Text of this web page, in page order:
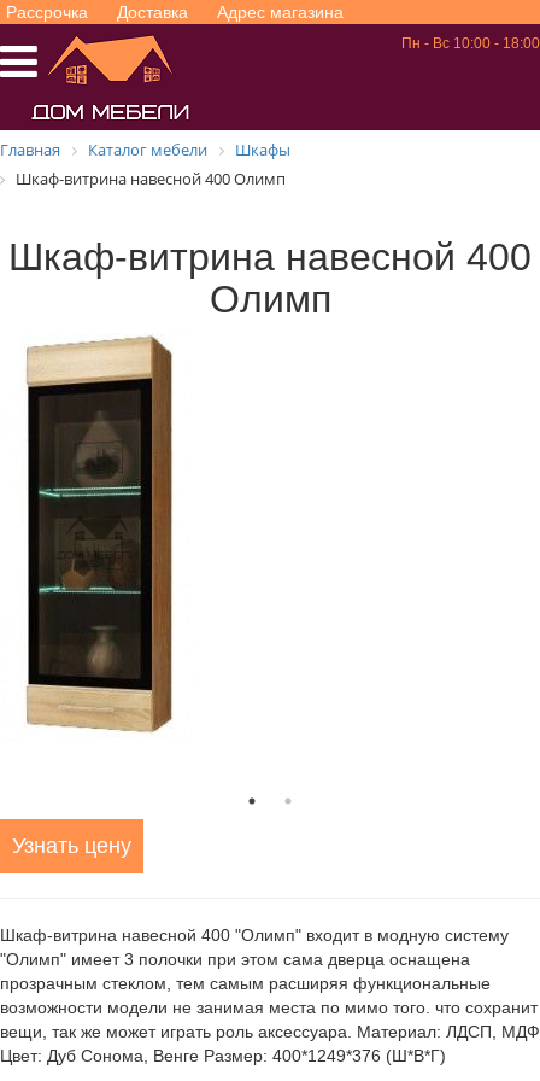
Рассрочка Доставка Адрес магазина
Пн - Вс 10:00 - 18:00
Главная Каталог мебели
Шкафы
Шкаф-витрина навесной 400 Олимп
Шкаф-витрина навесной 400
Олимп
Узнать цену
Шкаф-витрина навесной 400 "Олимп" входит в модную систему
"Олимп" имеет 3 полочки при этом сама дверца оснащена
прозрачным стеклом, тем самым расширяя функциональные
возможности модели не занимая места по мимо того. что сохранит
вещи, так же может играть роль аксессуара. Материал: ЛДСП, МДФ
Цвет: Дуб Сонома, Венге Размер: 400*1249*376 (Ш*В*Г)